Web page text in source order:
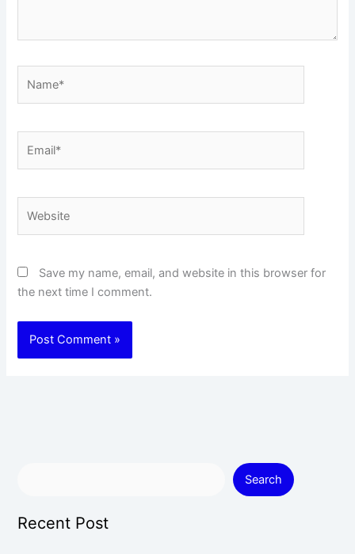
Save my name, email, and website in this browser for
the next time I comment.
Search
Recent Post